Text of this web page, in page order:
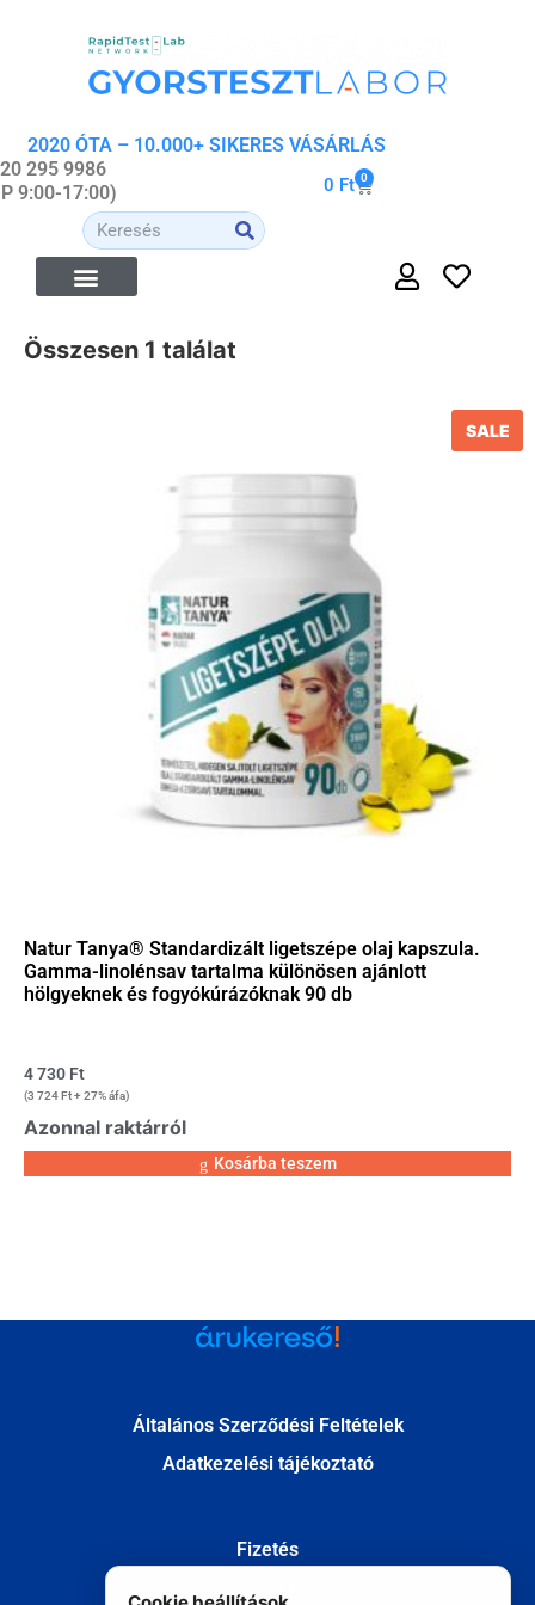
2020 ÓTA – 10.000+ SIKERES VÁSÁRLÁS
295 9986
9:00-17:00)
0 Ft 0
Összesen 1 találat
SALE
Natur Tanya® Standardizált ligetszépe olaj kapszula.
Gamma-linolénsav tartalma különösen ajánlott
hölgyeknek és fogyókúrázóknak 90 db
4 730 Ft
(3 724Ft+ 27% áfa)
Azonnal raktárról
Kosárba teszem
Általános Szerződési Feltételek
Adatkezelési tájékoztató
Fizetés